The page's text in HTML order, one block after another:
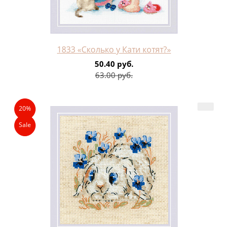
1833 «Сколько у Кати котят?»
50.40 руб.
63.00 руб.
20%
Sale